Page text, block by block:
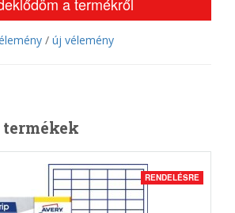
/ új vélemény
RENDELÉSRE